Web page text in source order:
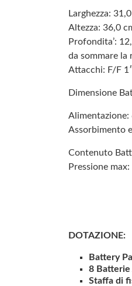
Larghezza:
Altezza: 36,0
Profondita’:
da sommare la
Attacchi: F/F
Dimensione
Alimentazione:
Assorbimento
Contenuto
Pressione
DOTAZIONE:
Battery
8 Batterie
Staffa di